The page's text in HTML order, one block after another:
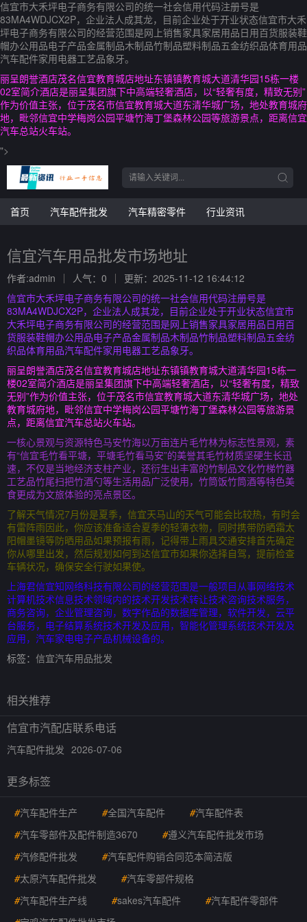
信宜市大禾坪电子商务有限公司的统一社会信用代码注册号是
83MA4WDJCX2P，企业法人成其龙，目前企业处于开业状态信宜市大禾
坪电子商务有限公司的经营范围是网上销售家具家居用品日用百货服装鞋
帽办公用品电子产品金属制品木制品竹制品塑料制品五金纺织品体育用品
汽车配件家用电器工艺品象牙。
丽呈朗誉酒店茂名信宜教育城店地址东镇镇教育城大道清华园15栋一楼
02室简介酒店是丽呈集团旗下中高端轻奢酒店，以“轻奢有度，精致无别”
作为价值主张，位于茂名市信宜教育城大道东清华城广场，地处教育城府
地，毗邻信宜中学梅岗公园平塘竹海丁堡森林公园等旅游景点，距离信宜
汽车总站火车站。
">
首页 汽车配件批发 汽车精密零件 行业资讯
信宜汽车用品批发市场地址
作者:admin 人气：0
更新：2025-11-12 16:44:12
信宜市大禾坪电子商务有限公司的统一社会信用代码注册号是
83MA4WDJCX2P，企业法人成其龙，目前企业处于开业状态信宜市
大禾坪电子商务有限公司的经营范围是网上销售家具家居用品日用百
货服装鞋帽办公用品电子产品金属制品木制品竹制品塑料制品五金纺
织品体育用品汽车配件家用电器工艺品象牙。
丽呈朗誉酒店茂名信宜教育城店地址东镇镇教育城大道清华园15栋一
楼02室简介酒店是丽呈集团旗下中高端轻奢酒店，以“轻奢有度，精致
无别”作为价值主张，位于茂名市信宜教育城大道东清华城广场，地处
教育城府地，毗邻信宜中学梅岗公园平塘竹海丁堡森林公园等旅游景
点，距离信宜汽车总站火车站。
一核心景观与资源特色马安竹海以万亩连片毛竹林为标志性景观，素
有“信宜毛竹看平塘，平塘毛竹看马安”的美誉其毛竹材质坚硬生长迅
速，不仅是当地经济支柱产业，还衍生出丰富的竹制品文化竹梯竹器
工艺品竹尾扫把竹酒勺等生活用品广泛使用，竹筒饭竹筒酒等特色美
食更成为文旅体验的亮点景区。
了解天气情况7月份是夏季，信宜天马山的天气可能会比较热，有时会
有雷阵雨因此，你应该准备适合夏季的轻薄衣物，同时携带防晒霜太
阳帽墨镜等防晒用品如果预报有雨，记得带上雨具交通安排首先确定
你从哪里出发，然后规划如何到达信宜市如果你选择自驾，提前检查
车辆状况，确保安全行驶如果使。
上海君信宜知网络科技有限公司的经营范围是一般项目从事网络技术
计算机技术信息技术领域内的技术开发技术转让技术咨询技术服务，
商务咨询，企业管理咨询，数字作品的数据库管理，软件开发，云平
台服务，电子结算系统技术开发及应用，智能化管理系统技术开发及
应用，汽车家电电子产品机械设备的。
标签： 信宜汽车用品批发
相关推荐
信宜市汽配店联系电话
汽车配件批发 2026-07-06
更多标签
#汽车配件生产 #全国汽车配件 #汽车配件表
#汽车零部件及配件制造3670 #遵义汽车配件批发市场
#汽修配件批发 #汽车配件购销合同范本简洁版
#太原汽车配件批发 #汽车零部件规格
#汽车配件生产线 #sakes汽车配件 #汽车配件零部件